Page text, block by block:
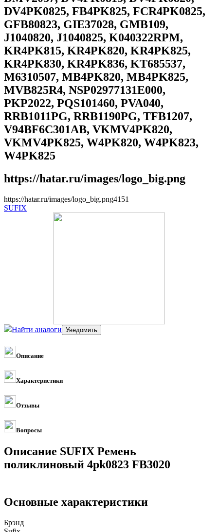
DV4PK0825, FB4PK825, FCR4PK0825,
GFB80823, GIE37028, GMB109,
J1040820, J1040825, K040322RPM,
KR4PK815, KR4PK820, KR4PK825,
KR4PK830, KR4PK836, KT685537,
M6310507, MB4PK820, MB4PK825,
MVB825R4, NSP02977131E000,
PKP2022, PQS101460, PVA040,
RRB1011PG, RRB1190PG, TFB1207,
V94BF6C301AB, VKMV4PK820,
VKMV4PK825, W4PK820, W4PK823,
W4PK825
https://hatar.ru/images/logo_big.png
https://hatar.ru/images/logo_big.png41 51
SUFIX
Найти аналоги
Описание
Характеристики
Отзывы
Вопросы
Описание SUFIX Ремень
поликлиновый 4pk0823 FB3020
Основные характеристики
Брэнд